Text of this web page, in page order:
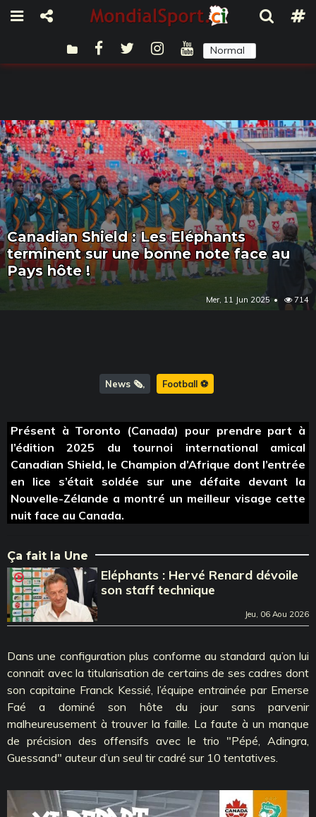
Normal
Canadian Shield : Les Eléphants
terminent sur une bonne note face au
Pays hôte !
Mer, 11 Jun 2025 714
News 🗞️ Football ⚽️
Présent à Toronto (Canada) pour prendre part à
l’édition 2025 du tournoi international amical
Canadian Shield, le Champion d’Afrique dont l’entrée
en lice s’était soldée sur une défaite devant la
Nouvelle-Zélande a montré un meilleur visage cette
nuit face au Canada.
Ça fait la Une
Eléphants : Hervé Renard dévoile
son staff technique
Jeu, 06 Aou 2026
Dans une configuration plus conforme au standard qu’on lui
connait avec la titularisation de certains de ses cadres dont
son capitaine Franck Kessié, l’équipe entrainée par Emerse
Faé a dominé son hôte du jour sans parvenir
malheureusement à trouver la faille. La faute à un manque
de précision des offensifs avec le trio "Pépé, Adingra,
Guessand" auteur d’un seul tir cadré sur 10 tentatives.